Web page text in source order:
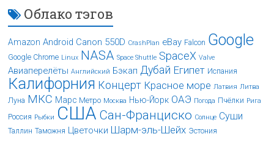
Облако тэгов
Amazon Android Canon 550D CrashPlan eBay Falcon Google
Google Chrome Linux NASA Space Shuttle SpaceX Valve
Авиаперелёты Английский Бэкап Дубай Египет Испания
Калифорния Концерт Красное море Латвия Литва
Луна МКС Марс Метро Москва Нью-Йорк ОАЭ Погода Пчёлки Рига
Россия Рыбки США Сан-Франциско Солнце Суши
Таллин Таможня Цветочки Шарм-эль-Шейх Эстония